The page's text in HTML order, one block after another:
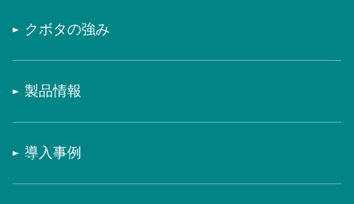
クボタの強み
製品情報
導入事例